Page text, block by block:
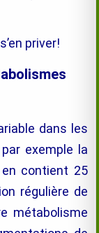
priver!
dans les
exemple la
contient 25
régulière de
métabolisme